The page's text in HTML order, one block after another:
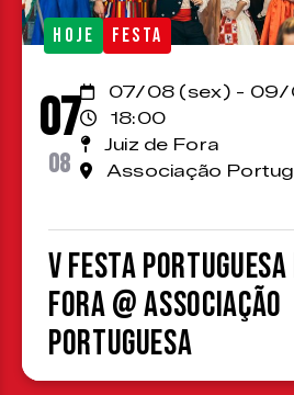
HOJE FESTA
07
08
07/08 (sex) - 09/
18:00
Juiz de Fora
Associação
V Festa Portuguesa
Fora @ Associação
Portuguesa